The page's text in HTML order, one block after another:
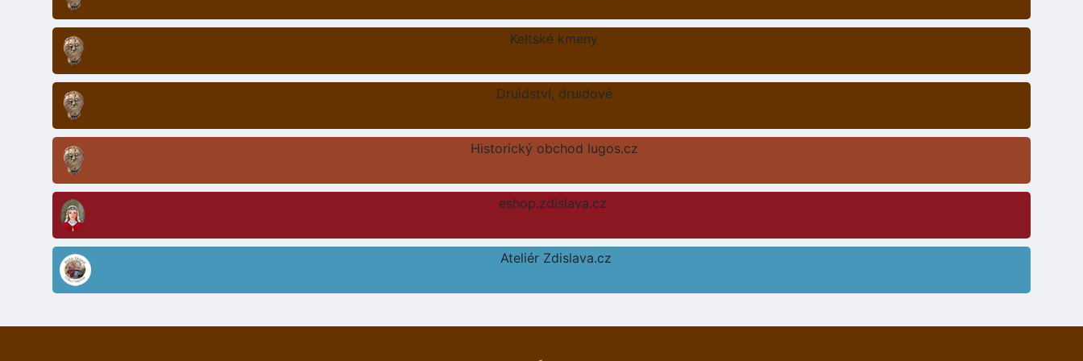
Keltské kmeny
Druidství, druidové
Historický obchod lugos.cz
eshop.zdislava.cz
Ateliér Zdislava.cz